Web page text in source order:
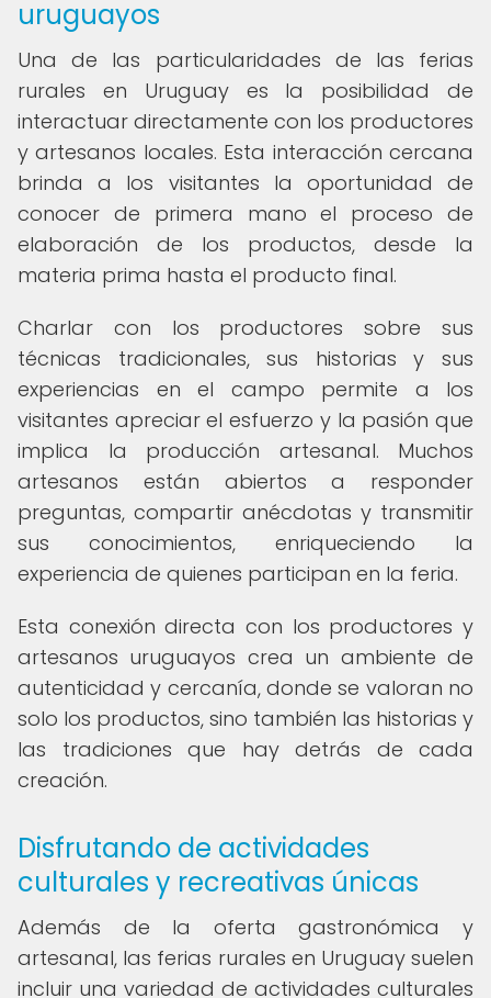
uruguayos
Una de las particularidades de las ferias
rurales en Uruguay es la posibilidad de
interactuar directamente con los productores
y artesanos locales. Esta interacción cercana
brinda a los visitantes la oportunidad de
conocer de primera mano el proceso de
elaboración de los productos, desde la
materia prima hasta el producto final.
Charlar con los productores sobre sus
técnicas tradicionales, sus historias y sus
experiencias en el campo permite a los
visitantes apreciar el esfuerzo y la pasión que
implica la producción artesanal. Muchos
artesanos están abiertos a responder
preguntas, compartir anécdotas y transmitir
sus conocimientos, enriqueciendo la
experiencia de quienes participan en la feria.
Esta conexión directa con los productores y
artesanos uruguayos crea un ambiente de
autenticidad y cercanía, donde se valoran no
solo los productos, sino también las historias y
las tradiciones que hay detrás de cada
creación.
Disfrutando de actividades
culturales y recreativas únicas
Además de la oferta gastronómica y
artesanal, las ferias rurales en Uruguay suelen
incluir una variedad de actividades culturales